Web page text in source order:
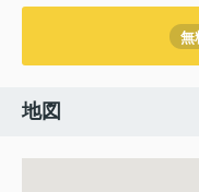
無
地図